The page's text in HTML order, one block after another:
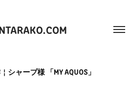
シャープ様 「MY AQUOS」